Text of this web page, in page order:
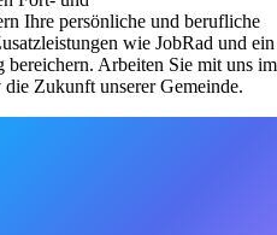
Ihre persönliche und berufliche
wie JobRad und ein
Arbeiten Sie mit uns im
Zukunft unserer Gemeinde.